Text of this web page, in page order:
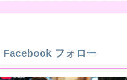
Facebook フォロー